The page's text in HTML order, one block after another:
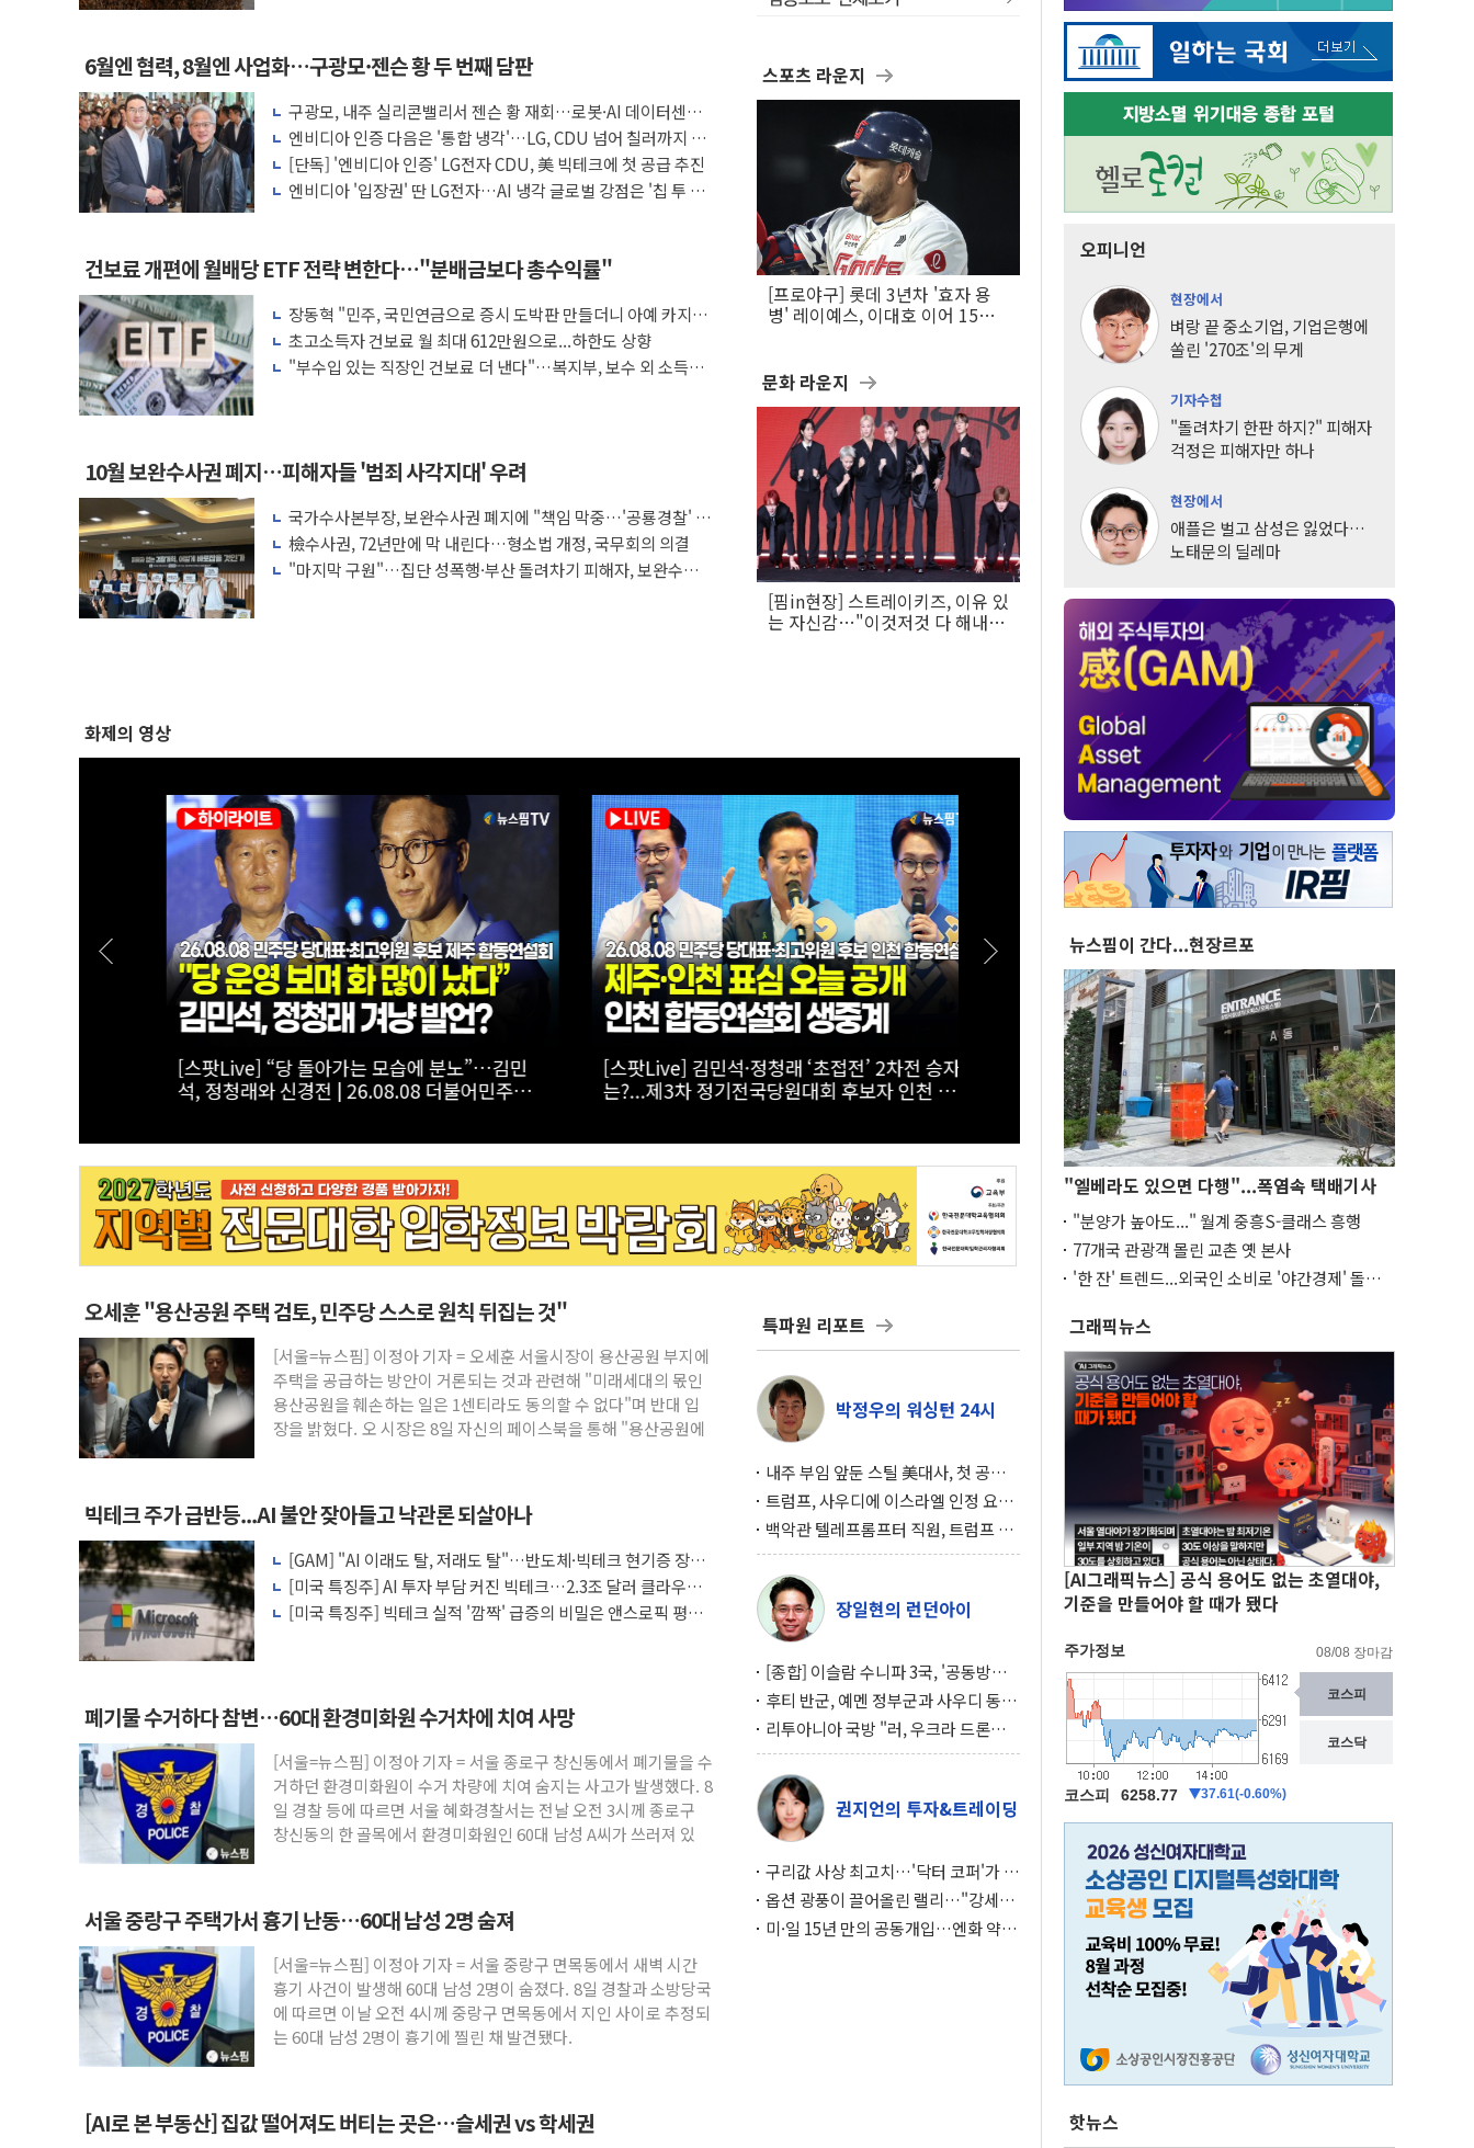
6월엔 협력, 8월엔 사업화…구광모·젠슨 황 두 번째 담판
구광모, 내주 실리콘밸리서 젠슨 황 재회…로봇·AI 데이터센터·
모빌리티 구체화
엔비디아 인증 다음은 '통합 냉각'…LG, CDU 넘어 칠러까지 묶
는다
[단독] '엔비디아 인증' LG전자 CDU, 美 빅테크에 첫 공급 추진
엔비디아 '입장권' 딴 LG전자…AI 냉각 글로벌 강점은 '칩 투 칠
건보료 개편에 월배당 ETF 전략 변한다…"분배금보다 총수익률"
장동혁 "민주, 국민연금으로 증시 도박판 만들더니 아예 카지노
차릴 판"
초고소득자 건보료 월 최대 612만원으로...하한도 상향
"부수입 있는 직장인 건보료 더 낸다"…복지부, 보수 외 소득월
10월 보완수사권 폐지…피해자들 '범죄 사각지대' 우려
국가수사본부장, 보완수사권 폐지에 "책임 막중…'공룡경찰' 우
려 해소"
檢수사권, 72년만에 막 내린다…형소법 개정, 국무회의 의결
"마지막 구원"…집단 성폭행·부산 돌려차기 피해자, 보완수사
스포츠 라운지
[프로야구] 롯데 3년차 '효자 용
병' 레이예스, 이대호 이어 15년
문화 라운지
[핌in현장] 스트레이키즈, 이유 있
는 자신감…"이것저것 다 해내는
화제의 영상
[스팟Live] “당 돌아가는 모습에 분노”…김민
석, 정청래와 신경전 | 26.08.08 더불어민주당
[스팟Live] 김민석·정청래 ‘초접전’ 2차전 승자
는?...제3차 정기전국당원대회 후보자 인천 합동
[스팟Live] 정청래 “뻔뻔하다”…‘화합’ 꺼낸 김
민석에 정면 반격 | 26.08.08 더불어민주당 당대
표·최고위원 후보 제주 합동연설회
오세훈 "용산공원 주택 검토, 민주당 스스로 원칙 뒤집는 것"
[서울=뉴스핌] 이정아 기자 = 오세훈 서울시장이 용산공원 부지에
주택을 공급하는 방안이 거론되는 것과 관련해 "미래세대의 몫인
용산공원을 훼손하는 일은 1센티라도 동의할 수 없다"며 반대 입
장을 밝혔다. 오 시장은 8일 자신의 페이스북을 통해 "용산공원에
빅테크 주가 급반등...AI 불안 잦아들고 낙관론 되살아나
[GAM] "AI 이래도 탈, 저래도 탈"…반도체·빅테크 현기증 장세,
왜?
[미국 특징주] AI 투자 부담 커진 빅테크…2.3조 달러 클라우드
수주가 버팀목
[미국 특징주] 빅테크 실적 '깜짝' 급증의 비밀은 앤스로픽 평가
폐기물 수거하다 참변…60대 환경미화원 수거차에 치여 사망
[서울=뉴스핌] 이정아 기자 = 서울 종로구 창신동에서 폐기물을 수
거하던 환경미화원이 수거 차량에 치여 숨지는 사고가 발생했다. 8
일 경찰 등에 따르면 서울 혜화경찰서는 전날 오전 3시께 종로구
창신동의 한 골목에서 환경미화원인 60대 남성 A씨가 쓰러져 있
서울 중랑구 주택가서 흉기 난동…60대 남성 2명 숨져
[서울=뉴스핌] 이정아 기자 = 서울 중랑구 면목동에서 새벽 시간
흉기 사건이 발생해 60대 남성 2명이 숨졌다. 8일 경찰과 소방당국
에 따르면 이날 오전 4시께 중랑구 면목동에서 지인 사이로 추정되
는 60대 남성 2명이 흉기에 찔린 채 발견됐다.
[AI로 본 부동산] 집값 떨어져도 버티는 곳은…슬세권 vs 학세권
특파원 리포트
박정우의 워싱턴 24시
내주 부임 앞둔 스틸 美대사, 첫 공개
행사서 "한미동맹 강화 최우선 과제"
트럼프, 사우디에 이스라엘 인정 요
구…원자력 협정 서명 하루 만에 좌초
위기
백악관 텔레프롬프터 직원, 트럼프 연
설 미리 보고 베팅 시장서 10만달러 챙
겨
장일현의 런던아이
[종합] 이슬람 수니파 3국, '공동방위
협정' 체결… 이스라엘·이란 위협에
맞설 자체 억지력 강화
후티 반군, 예멘 정부군과 사우디 동시
공격… 위기 고조되는 또 다른 중동 화
약고
리투아니아 국방 "러, 우크라 드론으
로 나토 회원국 공격 검토… 거짓 깃발
작전"
권지언의 투자&트레이딩
구리값 사상 최고치…'닥터 코퍼'가 말
하는 경기 신호가 달라졌다
옵션 광풍이 끌어올린 랠리…"강세장
이면에 과열 경고등"
미·일 15년 만의 공동개입…엔화 약세
오피니언
현장에서
벼랑 끝 중소기업, 기업은행에
쏠린 '270조'의 무게
기자수첩
"돌려차기 한판 하지?" 피해자
걱정은 피해자만 하나
현장에서
애플은 벌고 삼성은 잃었다…
노태문의 딜레마
뉴스핌이 간다...현장르포
"엘베라도 있으면 다행"...폭염속 택배기사
"분양가 높아도..." 월계 중흥S-클래스 흥행
77개국 관광객 몰린 교촌 옛 본사
'한 잔' 트렌드...외국인 소비로 '야간경제' 돌파
그래픽뉴스
[AI그래픽뉴스] 공식 용어도 없는 초열대야,
기준을 만들어야 할 때가 됐다
핫뉴스